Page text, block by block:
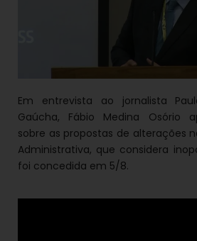
Em entrevista ao jornalista
Gaúcha, Fábio Medina Osório
sobre as propostas de alterações
Administrativa, que considera
foi concedida em 5/8.